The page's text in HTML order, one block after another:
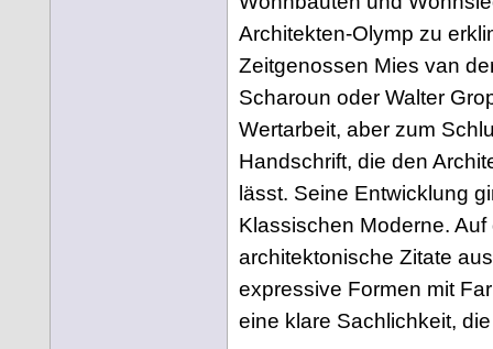
Architekten-Olymp zu
Zeitgenossen Mies van
Scharoun oder Walter
Wertarbeit, aber zum
Handschrift, die den
lässt. Seine Entwicklung
Klassischen Moderne.
architektonische Zitate
expressive Formen mit
eine klare Sachlichkeit,